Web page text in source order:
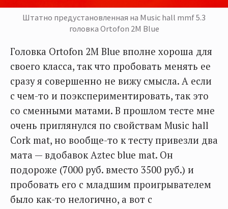
Штатно предустановленная на Music hall mmf 5.3
головка Ortofon 2M Blue
Головка Ortofon 2M Blue вполне хороша для
своего класса, так что пробовать менять ее
сразу я совершенно не вижу смысла. А если
с чем-то и поэкспериментировать, так это
со сменными матами. В прошлом тесте мне
очень приглянулся по свойствам Music hall
Cork mat, но вообще-то к тесту привезли два
мата — вдобавок Aztec blue mat. Он
подороже (7000 руб. вместо 3500 руб.) и
пробовать его с младшим проигрывателем
было как-то нелогично, а вот с